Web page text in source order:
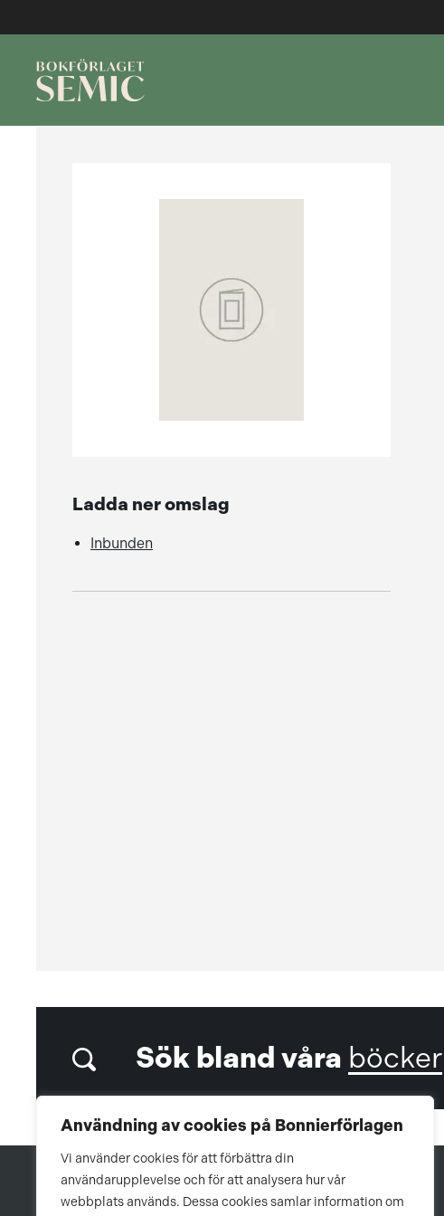
Användning av cookies på Bonnierförlagen
Vi använder cookies för att förbättra din
användarupplevelse och för att analysera hur vår
webbplats används. Dessa cookies samlar information om
Ladda ner omslag
Inbunden
Sök bland våra böcker